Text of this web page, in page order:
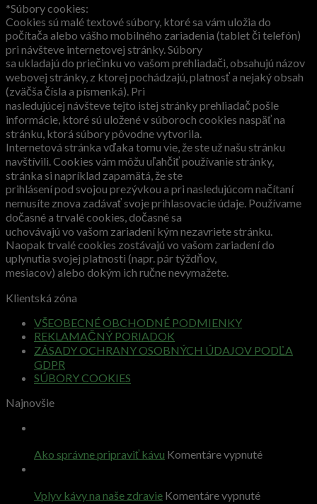
*Súbory cookies:
Cookies sú malé textové súbory, ktoré sa vám uložia do
počítača alebo vášho mobilného zariadenia (tablet či telefón)
pri návšteve internetovej stránky. Súbory
sa ukladajú do priečinku vo vašom prehliadači, obsahujú názov
webovej stránky, z ktorej pochádzajú, platnosť a nejaký obsah
(zväčša čísla a písmenká). Pri
nasledujúcej návšteve tejto istej stránky prehliadač pošle
informácie, ktoré sú uložené v súboroch cookies naspäť na
stránku, ktorá súbory pôvodne vytvorila.
Internetová stránka vďaka tomu vie, že ste už našu stránku
navštívili. Cookies vám môžu uľahčiť používanie stránky,
stránka si napríklad zapamätá, že ste
prihlásení pod svojou prezývkou a pri nasledujúcom načítaní
nemusíte znova zadávať svoje prihlasovacie údaje. Používame
dočasné a trvalé cookies, dočasné sa
uchovávajú vo vašom zariadení kým nezavriete stránku.
Naopak trvalé cookies zostávajú vo vašom zariadení do
uplynutia svojej platnosti (napr. pár týždňov,
mesiacov) alebo dokým ich ručne nevymažete.
Klientská zóna
VŠEOBECNÉ OBCHODNÉ PODMIENKY
REKLAMAČNÝ PORIADOK
ZÁSADY OCHRANY OSOBNÝCH ÚDAJOV PODĽA
GDPR
SÚBORY COOKIES
Najnovšie
Ako správne pripraviť kávu Komentáre vypnuténa
Vplyv kávy na naše zdravie Komentáre vypnuténa